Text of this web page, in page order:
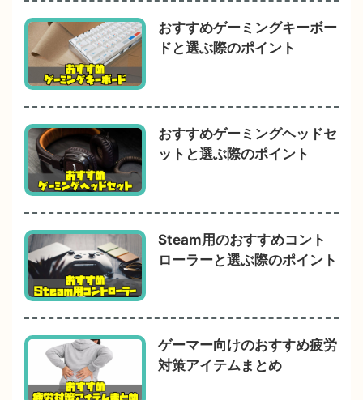
おすすめゲーミングキーボー
ドと選ぶ際のポイント
おすすめゲーミングヘッドセ
ットと選ぶ際のポイント
Steam用のおすすめコント
ローラーと選ぶ際のポイント
ゲーマー向けのおすすめ疲労
対策アイテムまとめ